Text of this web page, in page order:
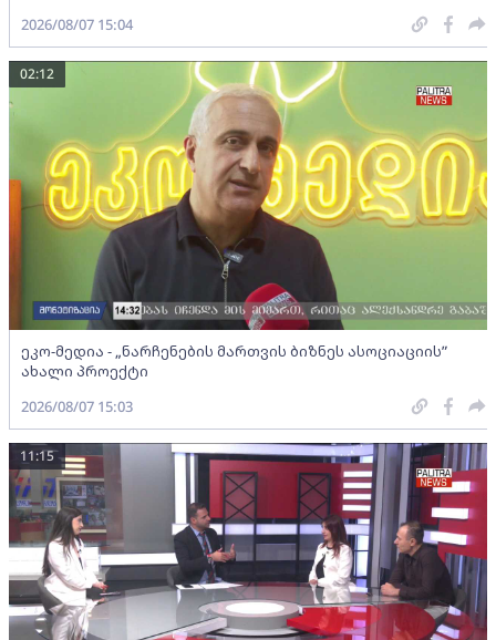
2026/08/07 15:04
ეკო-მედია - „ნარჩენების მართვის ბიზნეს ასოციაციის”
ახალი პროექტი
02:12
2026/08/07 15:03
11:15